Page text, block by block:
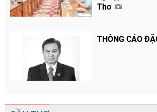
Thơ
THÔNG CÁO